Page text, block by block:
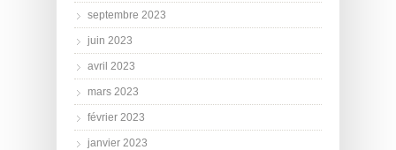
septembre 2023
juin 2023
avril 2023
mars 2023
février 2023
janvier 2023